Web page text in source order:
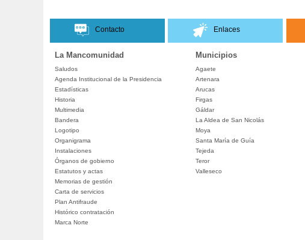
Contacto Enlaces
La Mancomunidad Municipios
Saludos
Agenda Institucional de la Presidencia
Estadísticas
Historia
Multimedia
Bandera
Logotipo
Organigrama
Instalaciones
Órganos de gobierno
Estatutos y actas
Memorias de gestión
Carta de servicios
Plan Antifraude
Histórico contratación
Marca Norte
Agaete
Artenara
Arucas
Firgas
Gáldar
La Aldea de San Nicolás
Moya
Santa María de Guía
Tejeda
Teror
Valleseco